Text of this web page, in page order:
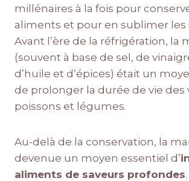
millénaires à la fois pour
aliments et pour en sublimer les
Avant l’ère de la réfrigération, la
(souvent à base de sel, de
d’huile et d’épices) était un
de prolonger la durée de vie des
poissons et légumes.
Au-delà de la conservation, la
devenue un moyen essentiel d’
aliments de saveurs profondes